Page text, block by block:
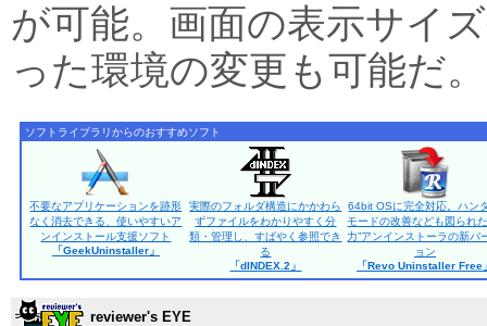
が可能。画面の表示サイ
った環境の変更も可能だ。
ソフトライブラリからのおすすめソフト
不要なアプリケーションを跡形
なく消去できる、使いやすいア
ンインストール支援ソフト
「GeekUninstaller」
実際のフォルダ構造にかかわら
ずファイルをわかりやすく分
類・管理し、すばやく参照でき
る
「dINDEX.2」
64bit OSに完全対応。ハン
モードの改善なども図られ
力”アンインストーラの新バ
ョン
「Revo Uninstaller Free
reviewer's EYE